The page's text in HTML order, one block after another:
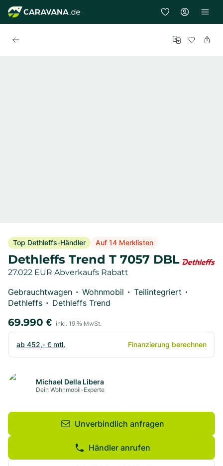
Top Dethleffs-Händler Auf 14 Merklisten
Dethleffs Trend T 7057 DBL
27.022 EUR Abverkaufs Rabatt
Gebrauchtwagen • Wohnmobil • Teilintegriert •
Dethleffs • Dethleffs Trend
69.990 € inkl. 19 % MwSt.
ab 452,- € mtl. Finanzierung berechnen
Michael Della Libera
Dein Wohnmobil-Experte
Unverbindlich anfragen
Händler anrufen